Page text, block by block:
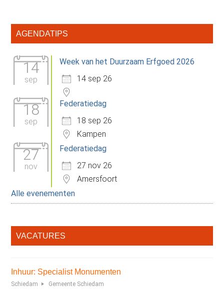
Primaire
AGENDATIPS
14
sep
Week van het Duurzaam Erfgoed 2026
14 sep 26
18
sep
Federatiedag
18 sep 26
Kampen
27
nov
Federatiedag
27 nov 26
Amersfoort
Alle evenementen
VACATURES
Inhuur: Specialist Monumenten
Schiedam Gemeente Schiedam